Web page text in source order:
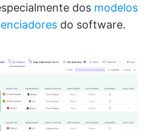
dos modelos
do software.